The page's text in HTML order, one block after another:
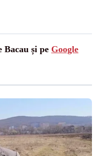
Bacau și pe Google